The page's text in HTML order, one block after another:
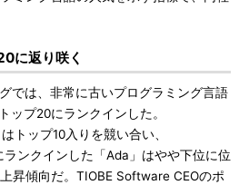
に返り咲く
では、非常に古いプログラミング言語
ップ20にランクインした。
トップ10入りを競い合い、
ランクインした「Ada」はやや下位に位
昇傾向だ。TIOBE Software CEOのポ